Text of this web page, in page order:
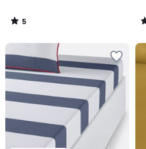
5
/
/